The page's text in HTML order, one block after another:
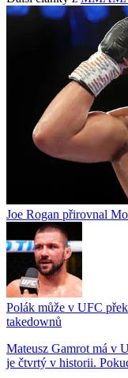
Joe Rogan přirovnal
Polák může v UFC
takedownů
Mateusz Gamrot má v
je čtvrtý v historii.